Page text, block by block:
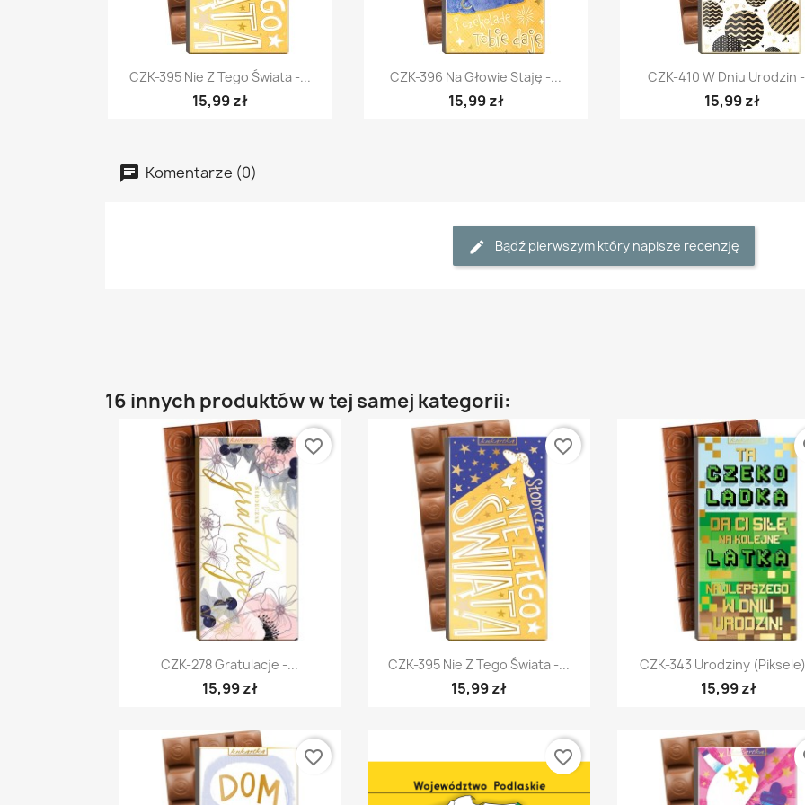
Szybki podgląd
CZK-395 Nie Z Tego Świata -...
15,99 zł
Szybki podgląd
CZK-396 Na Głowie Staję -...
15,99 zł
Szybki podgląd
CZK-410 W Dniu Urodzin
15,99 zł
Komentarze (0)
Bądź pierwszym który napisze recenzję
16 innych produktów w tej samej kategorii:
 Szybki podgląd
CZK-278 Gratulacje -...
15,99 zł
favorite_border
Szybki podgląd
CZK-395 Nie Z Tego Świata -...
15,99 zł
favorite_border
Szybki podgląd
CZK-343 Urodziny
15,99 zł
favorite_border favorite_border